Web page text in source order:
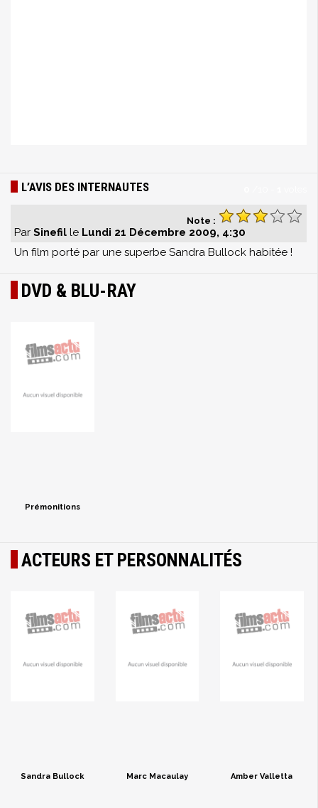
L’AVIS DES INTERNAUTES
Note :
Par Sinefil le Lundi 21 Décembre 2009, 4:30
Un film porté par une superbe Sandra Bullock habitée !
DVD & BLU-RAY
Prémonitions
ACTEURS ET PERSONNALITÉS
Sandra Bullock Marc Macaulay Amber Valletta